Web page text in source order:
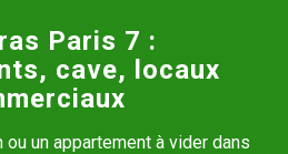
Paris 7 :
cave, locaux
un appartement à vider dans